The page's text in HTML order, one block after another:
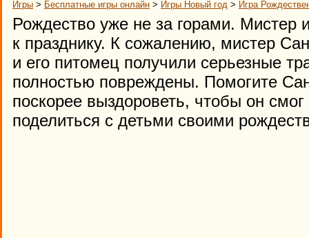
Игры > Бесплатные игры онлайн > Игры Новый год > Игра
Рождество уже не за горами. Мистер
к празднику. К сожалению, мистер
и его питомец получили серьезные
полностью повреждены. Помогите
поскорее выздороветь, чтобы он
поделиться с детьми своими